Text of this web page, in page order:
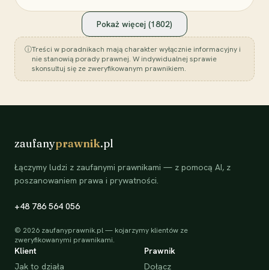
Pokaż więcej (1802)
ⓘTreści w poradnikach mają charakter wyłącznie informacyjny i
nie stanowią porady prawnej. W indywidualnej sprawie
skonsultuj się ze zweryfikowanym prawnikiem.
zaufanyprawnik.pl
Łączymy ludzi z zaufanymi prawnikami — z pomocą AI, z
poszanowaniem prawa i prywatności.
+48 786 564 056
© 2026 zaufanyprawnik.pl — kojarzymy klientów ze
zweryfikowanymi prawnikami.
Klient
Jak to działa
Prawnik
Dołącz